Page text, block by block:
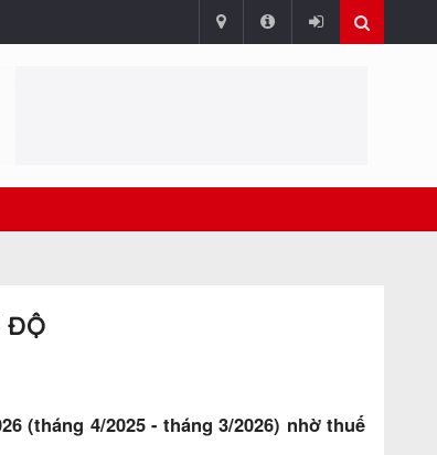
ĐỘ
(tháng 4/2025 - tháng 3/2026) nhờ thuế